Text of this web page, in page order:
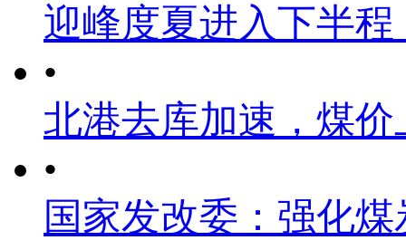
迎峰度夏进入下半
•
北港去库加速，煤
•
国家发改委：强化